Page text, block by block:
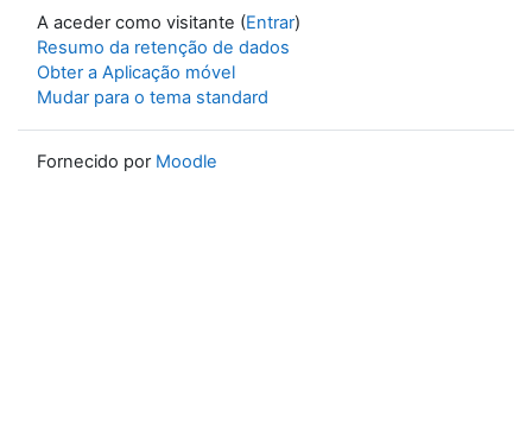
A aceder como visitante (Entrar)
Resumo da retenção de dados
Obter a Aplicação móvel
Mudar para o tema standard
Fornecido por Moodle